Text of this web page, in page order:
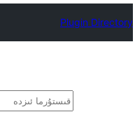
Plugin Directory
ئىزدە